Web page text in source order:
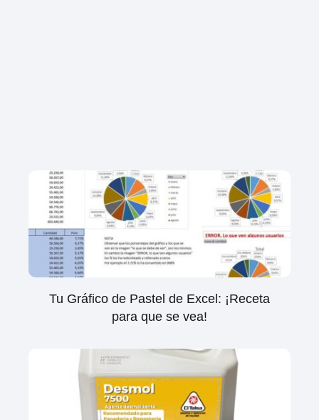
Tu Gráfico de Pastel de Excel: ¡Receta
para que se vea!